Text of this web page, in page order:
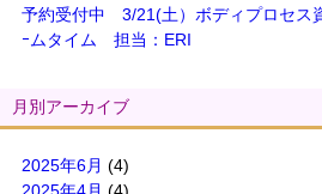
予約受付中 3/21(土）ボディプロセス
ｰムタイム 担当：ERI
月別アーカイブ
2025年6月 (4)